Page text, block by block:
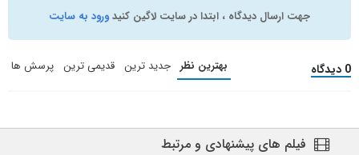
جهت ارسال دیدگاه ، ابتدا در سایت لاگین کنیدورود به سایت
0 دیدگاه بهترین نظر جدید ترین قدیمی ترین پرسش ها
فیلم های پیشنهادی و مرتبط